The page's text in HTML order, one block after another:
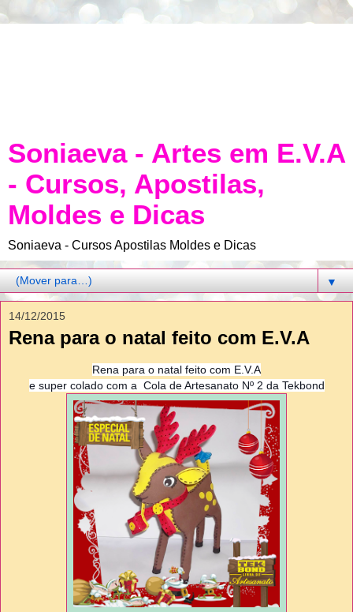
Soniaeva - Artes em E.V.A
- Cursos, Apostilas,
Moldes e Dicas
Soniaeva - Cursos Apostilas Moldes e Dicas
▼
14/12/2015
Rena para o natal feito com E.V.A
Rena para o natal feito com E.V.A
e super colado com a Cola de Artesanato Nº 2 da Tekbond